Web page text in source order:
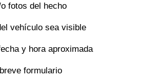
fotos del hecho
vehículo sea visible
y hora aproximada
formulario